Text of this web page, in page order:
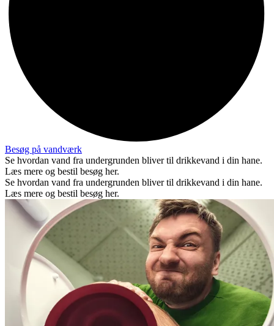
Besøg på vandværk
Se hvordan vand fra undergrunden bliver til drikkevand i din hane.
Læs mere og bestil besøg her.
Se hvordan vand fra undergrunden bliver til drikkevand i din hane.
Læs mere og bestil besøg her.